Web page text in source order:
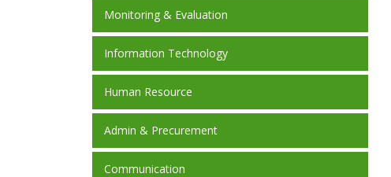
Monitoring & Evaluation
Information Technology
Human Resource
Admin & Precurement
Communication